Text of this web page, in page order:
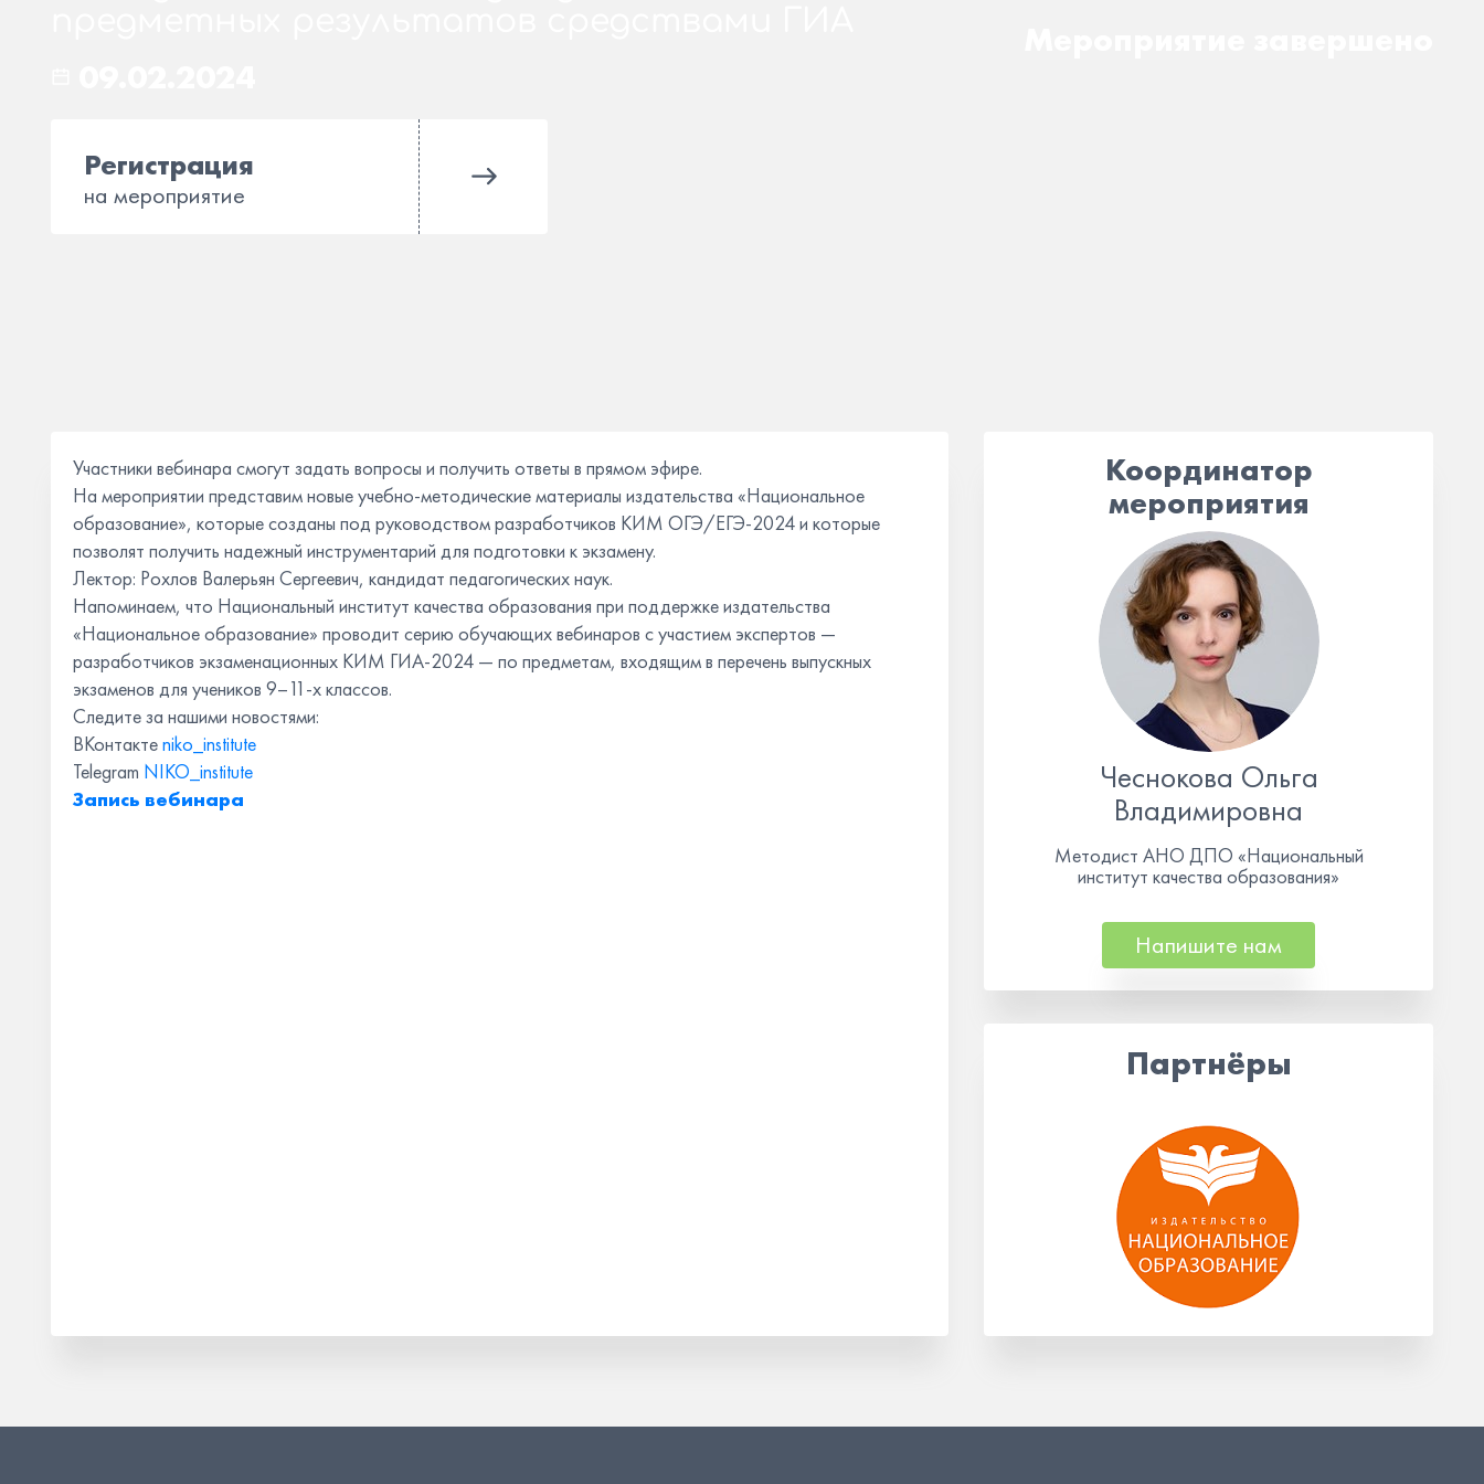
Регистрация
на мероприятие
Участники вебинара смогут задать вопросы и получить ответы в прямом эфире.
На мероприятии представим новые учебно-методические материалы издательства «Национальное
образование», которые созданы под руководством разработчиков КИМ ОГЭ/ЕГЭ-2024 и которые
позволят получить надежный инструментарий для подготовки к экзамену.
Лектор: Рохлов Валерьян Сергеевич, кандидат педагогических наук.
Напоминаем, что Национальный институт качества образования при поддержке издательства
«Национальное образование» проводит серию обучающих вебинаров с участием экспертов ―
разработчиков экзаменационных КИМ ГИА-2024 ― по предметам, входящим в перечень выпускных
экзаменов для учеников 9–11-х классов.
Следите за нашими новостями:
ВКонтактеniko_institute
Telegram NIKO_institute
Запись вебинара
Координатор
мероприятия
Чеснокова Ольга
Владимировна
Методист АНО ДПО «Национальный
институт качества образования»
Напишите нам
Партнёры